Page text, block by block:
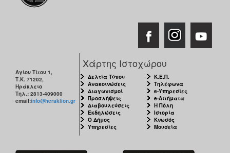
Αγίου Τίτου 1,
Τ.Κ. 71202,
Ηράκλειο
Τηλ.: 2813-409000
email:info@heraklion.gr
Χάρτης Ιστοχώρου
Δελτία Τύπου
Ανακοινώσεις
Διαγωνισμοί
Προσλήψεις
Διαβουλεύσεις
Εκδηλώσεις
Ο Δήμος
Υπηρεσίες
Κ.Ε.Π.
Τηλέφωνα
e-Υπηρεσίες
e-Αιτήματα
Η Πόλη
Ιστορία
Κνωσός
Μουσεία